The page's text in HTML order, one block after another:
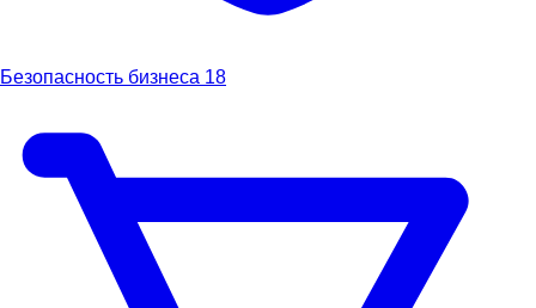
Безопасность бизнеса 18